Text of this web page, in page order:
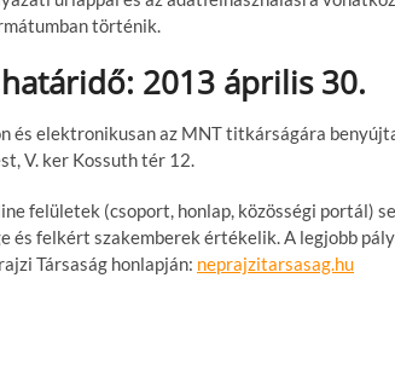
történik.
2013 április 30.
és elektronikusan az MNT titkárságára
V. ker Kossuth tér 12.
felületek (csoport, honlap, közösségi portál)
és felkért szakemberek értékelik. A legjobb
Társaság honlapján: neprajzitarsasag.hu